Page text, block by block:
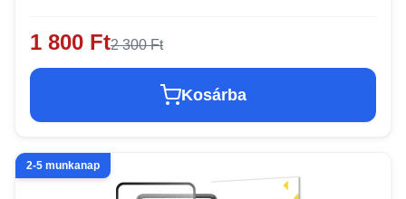
1 800 Ft2 300 Ft
Kosárba
2-5 munkanap